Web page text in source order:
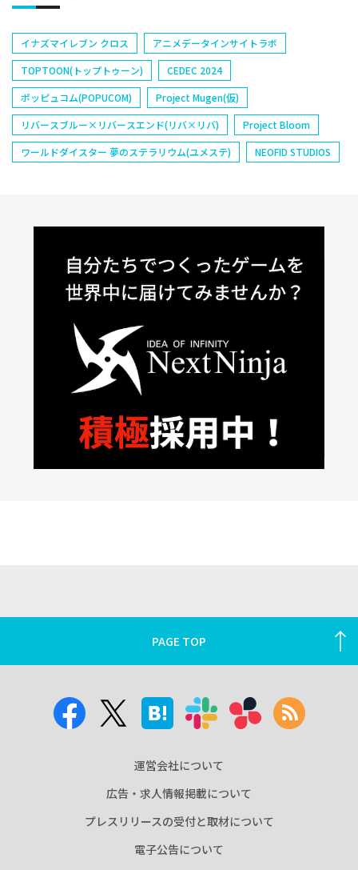
イナズマイレブン クロス
アニメデータインサイトラボ
TOPTOON(トップトゥーン)
CEDEC 2024
ポッピュコム(POPUCOM)
Project Mugen(仮)
リバースブルー×リバースエンド(リバ×リバ)
Project Bloom
ワールドダイスター 夢のステラリウム(ユメステ)
NEOFID STUDIOS
PAGE TOP
運営会社について
広告・求人情報掲載について
プレスリリースの受付と取材について
電子公告について